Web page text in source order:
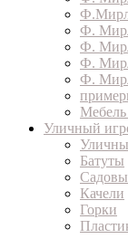
Ф.
Ф.
Ф.
Ф.
Уличный
Батуты
Качели
Горки